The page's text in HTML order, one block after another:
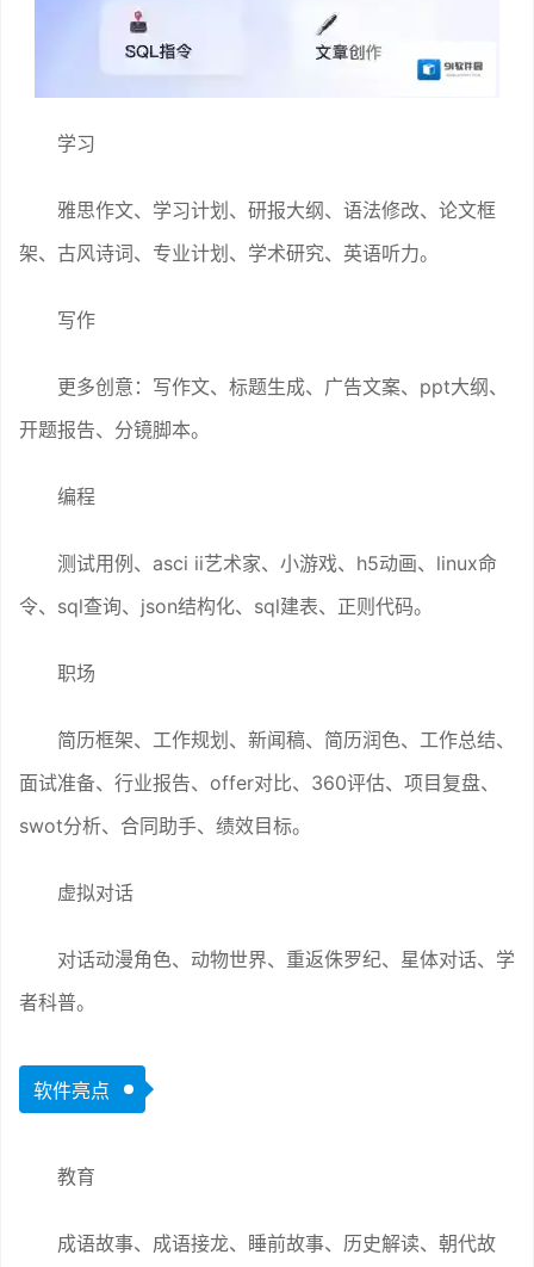
学习
雅思作文、学习计划、研报大纲、语法修改、论文框
架、古风诗词、专业计划、学术研究、英语听力。
写作
更多创意：写作文、标题生成、广告文案、ppt大纲、
开题报告、分镜脚本。
编程
测试用例、asci ii艺术家、小游戏、h5动画、linux命
令、sql查询、json结构化、sql建表、正则代码。
职场
简历框架、工作规划、新闻稿、简历润色、工作总结、
面试准备、行业报告、offer对比、360评估、项目复盘、
swot分析、合同助手、绩效目标。
虚拟对话
对话动漫角色、动物世界、重返侏罗纪、星体对话、学
者科普。
软件亮点
教育
成语故事、成语接龙、睡前故事、历史解读、朝代故